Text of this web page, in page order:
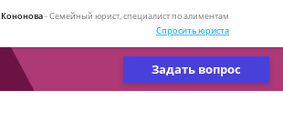
- Семейный юрист, специалист по алиментам
Спросить юриста
Задать вопрос